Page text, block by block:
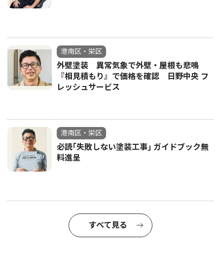
港南区・栄区
外壁塗装 異常気象で外壁・屋根も悲鳴
『相見積もり』で価格を確認 日野中央 フ
レッシュサービス
港南区・栄区
必読｢失敗しない塗装工事｣ ガイドブック無
料進呈
すべて見る